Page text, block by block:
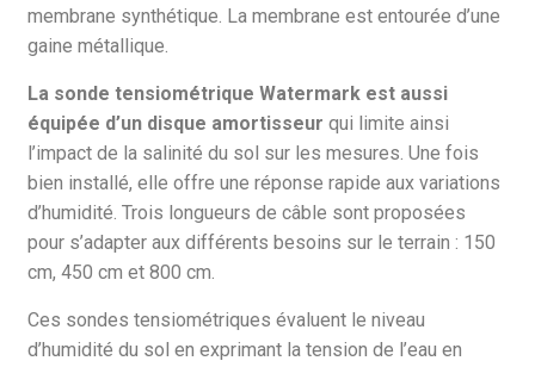
membrane synthétique. La membrane est entourée d’une
gaine métallique.
La sonde tensiométrique Watermark est aussi
équipée d’un disque amortisseur qui limite ainsi
l’impact de la salinité du sol sur les mesures. Une fois
bien installé, elle offre une réponse rapide aux variations
d’humidité. Trois longueurs de câble sont proposées
pour s’adapter aux différents besoins sur le terrain : 150
cm, 450 cm et 800 cm.
Ces sondes tensiométriques évaluent le niveau
d’humidité du sol en exprimant la tension de l’eau en